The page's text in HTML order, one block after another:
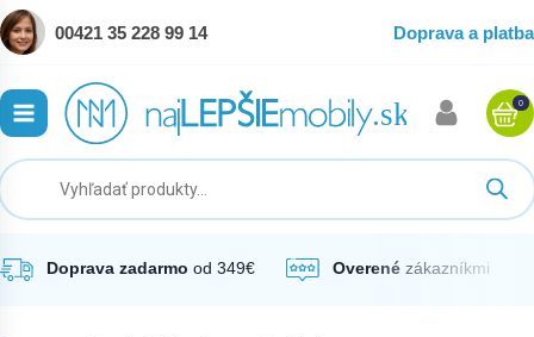
00421 35 228 99 14 Doprava a platba
0
Doprava zadarmo od 349€ Overené zákazníkmi